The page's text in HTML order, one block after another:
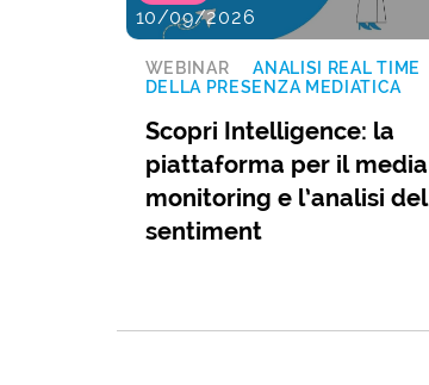
10/09/2026
WEBINAR
ANALISI REAL TIME
DELLA PRESENZA MEDIATICA
Scopri Intelligence: la
piattaforma per il media
monitoring e l’analisi del
sentiment